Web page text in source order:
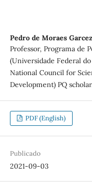
Pedro de Moraes
Professor, Programa de
(Universidade Federal
National Council for
Development) PQ
PDF (English)
Publicado
2021-09-03